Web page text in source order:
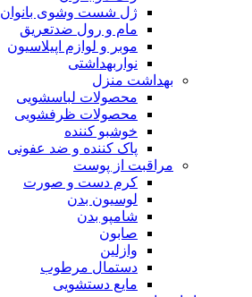
ژل شست وشوی بانوان
مام و رول ضدتعریق
موبر و لوازم اپیلاسیون
نواربهداشتی
بهداشت منزل
محصولات لباسشویی
محصولات ظرفشویی
خوشبو کننده
پاک کننده و ضد عفونی
مراقبت از پوست
کرم دست و صورت
لوسیون بدن
شامپو بدن
صابون
وازلین
دستمال مرطوب
مایع دستشویی